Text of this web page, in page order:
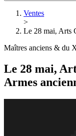
Ventes
>
Le 28 mai, Arts
Maîtres anciens & du
Le 28 mai,
Armes